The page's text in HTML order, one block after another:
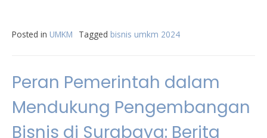
Posted in UMKM Tagged bisnis umkm 2024
Peran Pemerintah dalam
Mendukung Pengembangan
Bisnis di Surabaya: Berita